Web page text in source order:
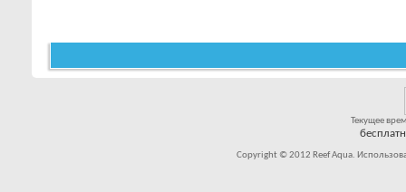
Текущее
Copyright © 2012 Reef Aqua.